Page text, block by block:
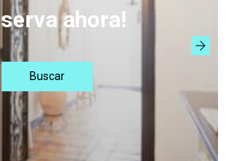
ahora!
Buscar